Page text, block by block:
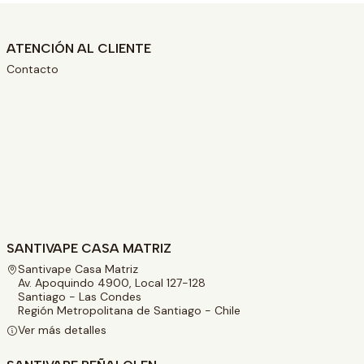
ATENCIÓN AL CLIENTE
Contacto
SANTIVAPE CASA MATRIZ
Santivape Casa Matriz
Av. Apoquindo 4900, Local 127-128
Santiago - Las Condes
Región Metropolitana de Santiago - Chile
Ver más detalles